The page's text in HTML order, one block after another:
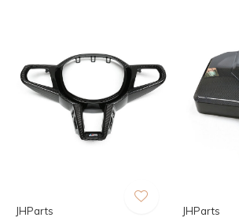
JHParts JHParts